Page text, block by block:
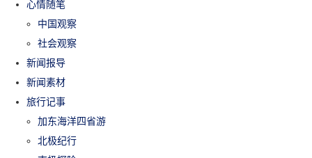
心情随笔
中国观察
社会观察
新闻报导
新闻素材
旅行记事
加东海洋四省游
北极纪行